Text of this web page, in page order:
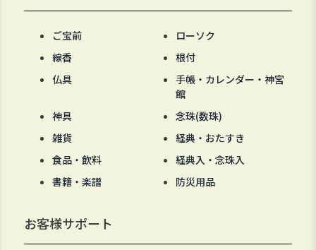
ご宝前
ローソク
線香
根付
仏具
手帳・カレンダー・神宮
館
神具
念珠(数珠)
雑貨
経典・おたすき
食品・飲料
経典入・念珠入
書籍・楽譜
防災用品
お客様サポート